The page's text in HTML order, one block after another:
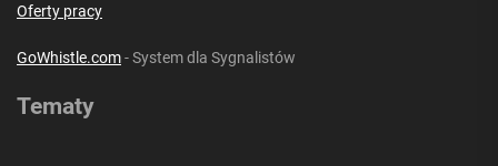
Oferty pracy
GoWhistle.com- System dla Sygnalistów
Tematy